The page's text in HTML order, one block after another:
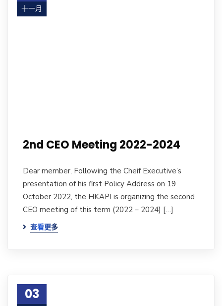
十一月
2nd CEO Meeting 2022-2024
Dear member, Following the Cheif Executive’s
presentation of his first Policy Address on 19
October 2022, the HKAPI is organizing the second
CEO meeting of this term (2022 – 2024) […]
查看更多
03